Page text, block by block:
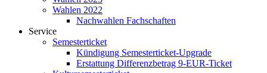
Wahlen 2022
Nachwahlen Fachschaften
Service
Semesterticket
Kündigung Semesterticket-Upgrade
Erstattung Differenzbetrag 9-EUR-Ticket